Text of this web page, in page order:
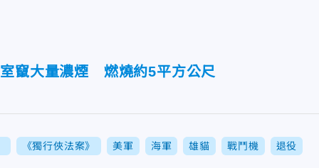
竄大量濃煙 燃燒約5平方公尺
《獨行俠法案》 美軍 海軍 雄貓 戰鬥機 退役